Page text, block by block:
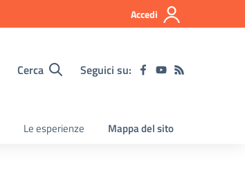
Accedi
Cerca Seguici su:
Le esperienze Mappa del sito